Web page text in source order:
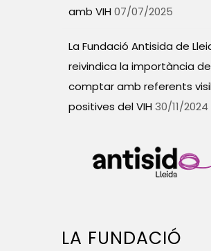
amb VIH 07/07/2025
La Fundació Antisida de
reivindica la importància de
comptar amb referents
positives del VIH 30/11/2024
LA FUNDACIÓ